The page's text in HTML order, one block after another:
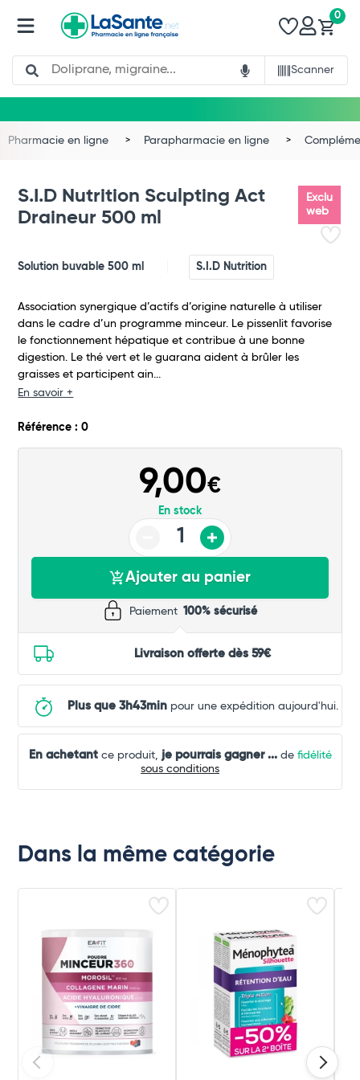
Search
Scanner
0
Total
Commander
Pharmacie en ligne Parapharmacie en ligne
Exclu
web
S.I.D Nutrition Sculpting Act
Draineur 500 ml
Solution buvable 500 ml S.I.D Nutrition
Association synergique d’actifs d’origine naturelle à utiliser
dans le cadre d’un programme minceur. Le pissenlit favorise
le fonctionnement hépatique et contribue à une bonne
digestion. Le thé vert et le guarana aident à brûler les
graisses et participent ain...
En savoir +
Référence : 0
9,00€
En stock
Ajouter au panier
Paiement 100% sécurisé
Livraison offerte dès 59€
Plus que 3h43minpour une expédition aujourd'hui.
En achetantce produit, je pourrais gagner ...de fidélité
sous conditions
Dans la même catégorie